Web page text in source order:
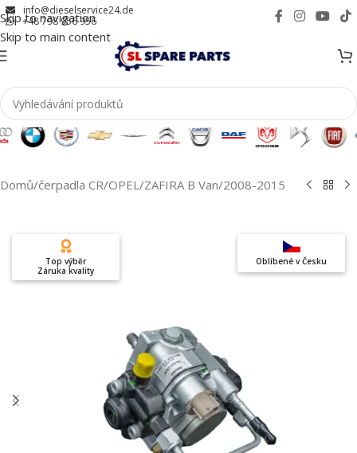
Skip to navigation
Skip to main content
info@dieselservice24.de
+48 798 956 956
Domů/čerpadla CR/OPEL/ZAFIRA B Van/2008-2015
Oblíbené v Česku
Top výběr
Záruka kvality